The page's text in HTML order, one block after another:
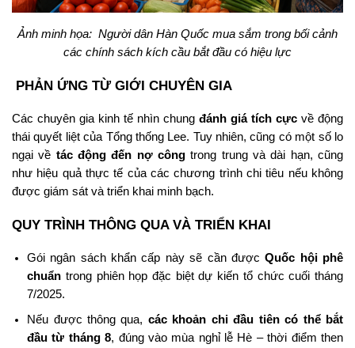
Ảnh minh họa: Người dân Hàn Quốc mua sắm trong bối cảnh
các chính sách kích cầu bắt đầu có hiệu lực
PHẢN ỨNG TỪ GIỚI CHUYÊN GIA
Các chuyên gia kinh tế nhìn chung đánh giá tích cực về động
thái quyết liệt của Tổng thống Lee. Tuy nhiên, cũng có một số lo
ngại về tác động đến nợ công trong trung và dài hạn, cũng
như hiệu quả thực tế của các chương trình chi tiêu nếu không
được giám sát và triển khai minh bạch.
QUY TRÌNH THÔNG QUA VÀ TRIỂN KHAI
Gói ngân sách khẩn cấp này sẽ cần đượcQuốc hội phê
chuẩn trong phiên họp đặc biệt dự kiến tổ chức cuối tháng
7/2025.
Nếu được thông qua, các khoản chi đầu tiên có thể bắt
đầu từ tháng 8, đúng vào mùa nghỉ lễ Hè – thời điểm then